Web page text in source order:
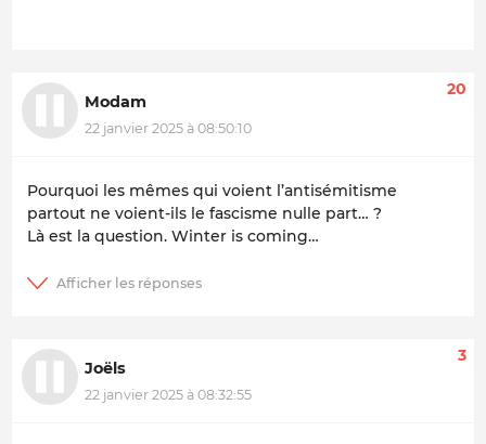
Modam
22 janvier 2025 à 08:50:10
20
Pourquoi les mêmes qui voient l’antisémitisme
partout ne voient-ils le fascisme nulle part… ?
Là est la question. Winter is coming…
Joëls
22 janvier 2025 à 08:32:55
3